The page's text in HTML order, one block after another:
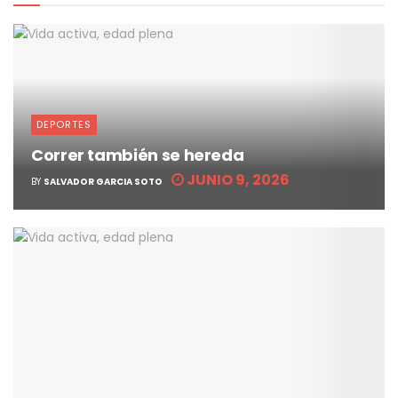
DEPORTES
Correr también se hereda
BY SALVADOR GARCIA SOTO JUNIO 9, 2026